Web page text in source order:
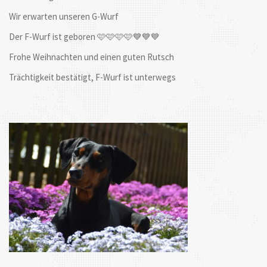
Wir erwarten unseren G-Wurf
Der F-Wurf ist geboren 🩷🩷🩷🩷💙💙💙
Frohe Weihnachten und einen guten Rutsch
Trächtigkeit bestätigt, F-Wurf ist unterwegs